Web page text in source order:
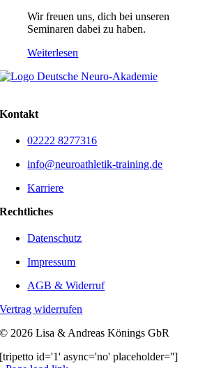
Wir freuen uns, dich bei unseren
Seminaren dabei zu haben.
Weiterlesen
Kontakt
02222 8277316
info@neuroathletik-training.de
Karriere
Rechtliches
Datenschutz
Impressum
AGB & Widerruf
Vertrag widerrufen
© 2026 Lisa & Andreas Könings GbR
[tripetto id='1' async='no' placeholder='']